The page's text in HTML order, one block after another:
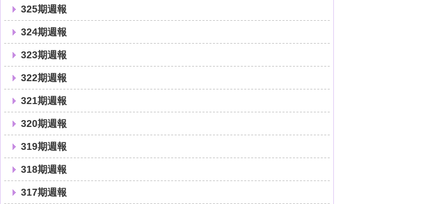
325期週報
324期週報
323期週報
322期週報
321期週報
320期週報
319期週報
318期週報
317期週報